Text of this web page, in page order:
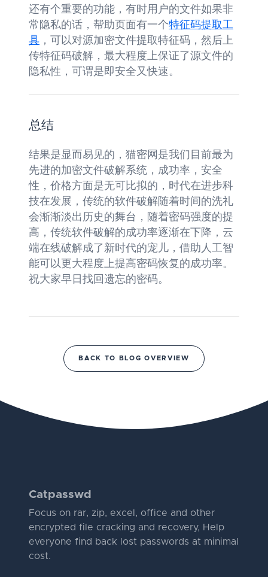
还有个重要的功能，有时用户的文件如果非
常隐私的话，帮助页面有一个特征码提取工
具 ，可以对源加密文件提取特征码，然后上
传特征码破解，最大程度上保证了源文件的
隐私性，可谓是即安全又快速。
总结
结果是显而易见的，猫密网是我们目前最为
先进的加密文件破解系统，成功率，安全
性，价格方面是无可比拟的，时代在进步科
技在发展，传统的软件破解随着时间的洗礼
会渐渐淡出历史的舞台，随着密码强度的提
高，传统软件破解的成功率逐渐在下降，云
端在线破解成了新时代的宠儿，借助人工智
能可以更大程度上提高密码恢复的成功率。
祝大家早日找回遗忘的密码。
BACK TO BLOG OVERVIEW
Catpasswd
Focus on rar, zip, excel, office and other
encrypted file cracking and recovery, Help
everyone find back lost passwords at minimal
cost.